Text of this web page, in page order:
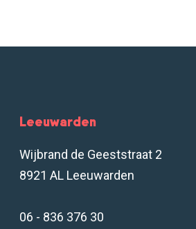
Leeuwarden
Wijbrand de Geeststraat 2
8921 AL Leeuwarden
06 - 836 376 30